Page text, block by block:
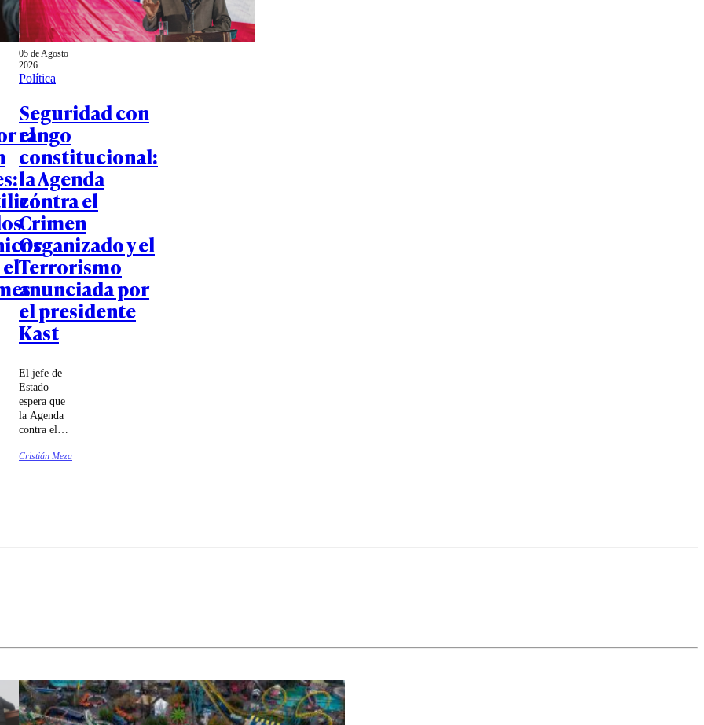
el
05 de Agosto
2026
Política
Seguridad con
rango
constitucional:
la Agenda
contra el
Crimen
Organizado y el
Terrorismo
anunciada por
el presidente
Kast
El jefe de
Estado
espera que
la Agenda
contra el
Organizado
Cristián Meza